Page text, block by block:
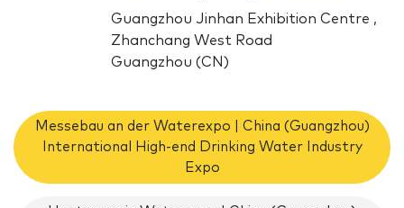
Guangzhou Jinhan Exhibition Centre ,
Zhanchang West Road
Guangzhou (CN)
Messebau an der Waterexpo | China (Guangzhou)
International High-end Drinking Water Industry
Expo